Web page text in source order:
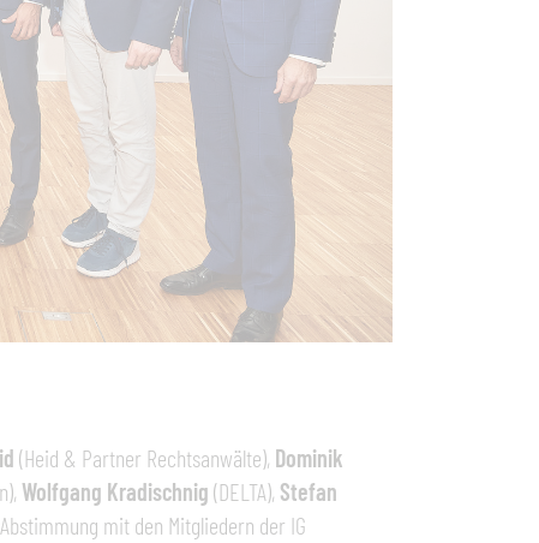
(Heid & Partner Rechtsanwälte), Dominik
Wolfgang Kradischnig (DELTA), Stefan
Abstimmung mit den Mitgliedern der IG